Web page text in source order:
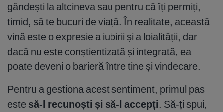
gândești la altcineva sau pentru că îți permiți,
timid, să te bucuri de viață. În realitate, această
vină este o expresie a iubirii și a loialității, dar
dacă nu este conștientizată și integrată, ea
poate deveni o barieră între tine și vindecare.
Pentru a gestiona acest sentiment, primul pas
este să-l recunoști și să-l accepți. Să-ți spui,